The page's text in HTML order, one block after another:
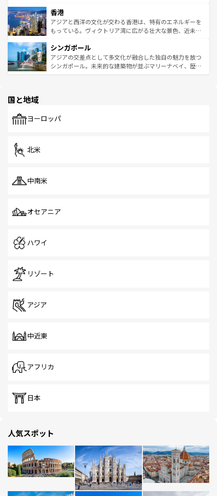
とつ。フォーやバインミー、ベトナムコーヒーなどは、ぜ
ひ現地で味わいたい。どの地域を訪れてもあたたかい人々
が旅行者を迎えてくれるので、きっと忘れられない旅にな
参照してほしい。
の活気が交差している。北部ではチェンマイなどの山岳地
帯で自然と触れ合い、南部ではプーケットやクラビの美し
いビーチでリゾート気分を楽しむことができる。タイ料理
激する。気候は一年中温暖で、どの季節にも異なる楽しみ
が待っている。親しみやすいタイの人々、仏教を中心とし
た文化、そして多様な観光資源が、訪れる旅人を魅了し続
香港
アジアと西洋の文化が交わる香港は、特有のエネルギーを
もっている。ヴィクトリア湾に広がる壮大な景色、近未来
み、どこを訪れても感動するはず。観光スポットが密集し
ており、効率よく見どころを回れるのも魅力。息をのむよ
うな絶景から文化的な体験まで、香港を存分に楽しみ尽く
シンガポール
アジアの交差点として多文化が融合した独自の魅力を放つ
シンガポール。未来的な建築物が並ぶマリーナベイ、歴史
で、ホーカーズは地元の風情を楽しめる外せないスポット
国と地域
ヨーロッパ
北米
中南米
オセアニア
ハワイ
リゾート
アジア
中近東
アフリカ
日本
人気スポット